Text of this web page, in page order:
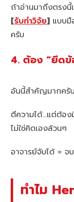
ถ้าอ่านมาถึงตรง
[รับทำวิจัย] แบบมื
ครับ
4. ต้อง “ยึด
อันนี้สำคัญมากครับ
ตีความได้…แต่ต้อ
ไม่ใช่คิดเองล้วนๆ
อาจารย์จับได้ = จ
ทำไม